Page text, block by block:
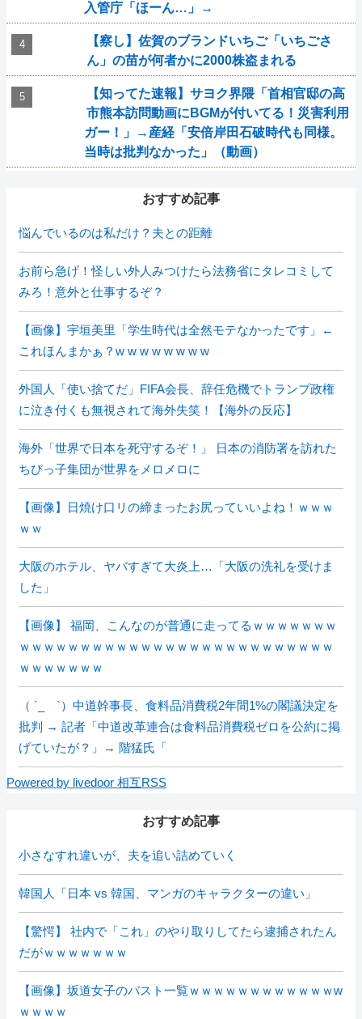
入管庁「ほーん…」→
【察し】佐賀のブランドいちご「いちごさ
ん」の苗が何者かに2000株盗まれる
【知ってた速報】サヨク界隈「首相官邸の高
市熊本訪問動画にBGMが付いてる！災害利用
ガー！」→産経「安倍岸田石破時代も同様。
当時は批判なかった」（動画）
おすすめ記事
悩んでいるのは私だけ？夫との距離
お前ら急げ！怪しい外人みつけたら法務省にタレコミして
みろ！意外と仕事するぞ？
【画像】宇垣美里「学生時代は全然モテなかったです」←
これほんまかぁ？w w w w w w w w
外国人「使い捨てだ」FIFA会長、辞任危機でトランプ政権
に泣き付くも無視されて海外失笑！【海外の反応】
海外「世界で日本を死守するぞ！」 日本の消防署を訪れた
ちびっ子集団が世界をメロメロに
【画像】日焼け口リの締まったお尻っていいよね！ｗｗｗ
ｗｗ
大阪のホテル、ヤバすぎて大炎上…「大阪の洗礼を受けま
した」
【画像】 福岡、こんなのが普通に走ってるｗｗｗｗｗｗｗ
ｗｗｗｗｗｗｗｗｗｗｗｗｗｗｗｗｗｗｗｗｗｗｗｗｗｗ
ｗｗｗｗｗｗｗ
（ ´_ゝ`）中道幹事長、食料品消費税2年間1%の閣議決定を
批判 → 記者「中道改革連合は食料品消費税ゼロを公約に掲
げていたが？」→ 階猛氏「
Powered by livedoor 相互RSS
おすすめ記事
小さなすれ違いが、夫を追い詰めていく
韓国人「日本 vs 韓国、マンガのキャラクターの違い」
【驚愕】 社内で「これ」のやり取りしてたら逮捕されたん
だがｗｗｗｗｗｗｗ
【画像】坂道女子のバスト一覧ｗｗｗｗｗｗｗｗｗｗｗｗw
ｗｗｗｗ